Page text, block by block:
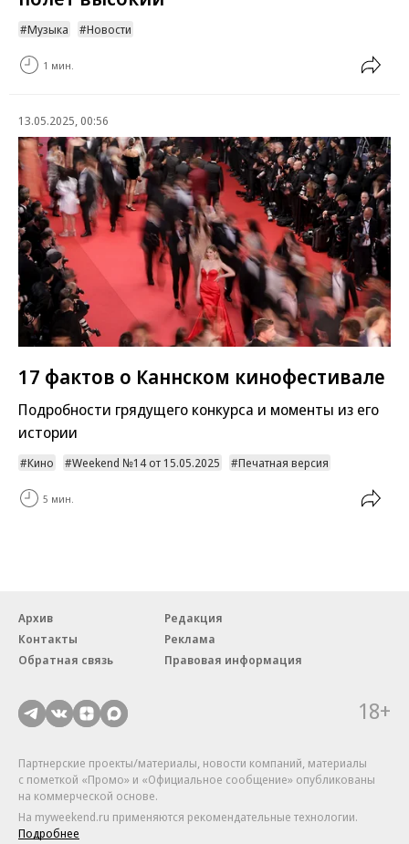
Музыка Новости
1 мин.
13.05.2025, 00:56
17 фактов о Каннском кинофестивале
Подробности грядущего конкурса и моменты из его
истории
Кино Weekend №14 от 15.05.2025 Печатная версия
5 мин.
Архив
Редакция
Контакты
Реклама
Обратная связь
Правовая информация
18+
Партнерские проекты/материалы, новости компаний, материалы
с пометкой «Промо» и «Официальное сообщение» опубликованы
на коммерческой основе.
На myweekend.ru применяются рекомендательные технологии.
Подробнее